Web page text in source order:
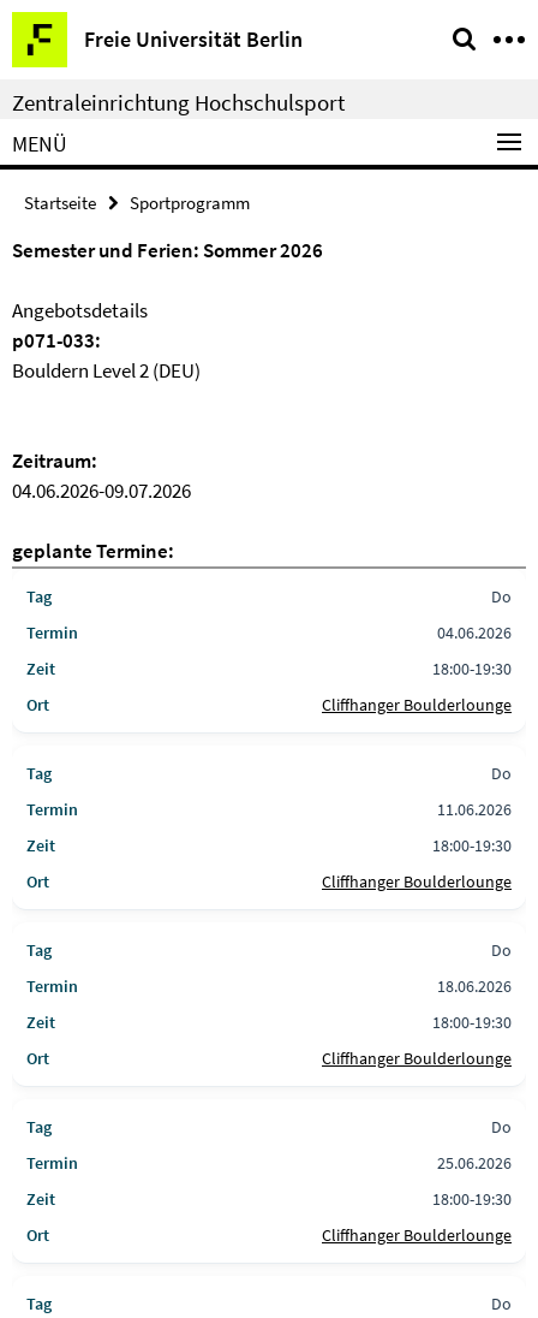
Springe
direkt
zu
Inhalt
Freie Universität Berlin
Service-
Navigation
Zentraleinrichtung Hochschulsport
MENÜ
Startseite Sportprogramm
Semester und Ferien: Sommer 2026
Angebotsdetails
p071-033:
Bouldern Level 2 (DEU)
Zeitraum:
04.06.2026-09.07.2026
geplante Termine:
Do
04.06.2026
18:00-19:30
Cliffhanger Boulderlounge
Do
11.06.2026
18:00-19:30
Cliffhanger Boulderlounge
Do
18.06.2026
18:00-19:30
Cliffhanger Boulderlounge
Do
25.06.2026
18:00-19:30
Cliffhanger Boulderlounge
Do